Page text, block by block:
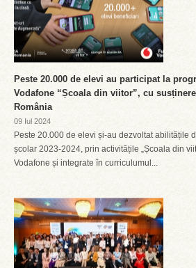
Peste 20.000 de elevi au participat la
Vodafone “Școala din viitor”, cu
România
09 Iul 2024
Peste 20.000 de elevi și-au dezvoltat abilitățile
școlar 2023-2024, prin activitățile „Școala din
Vodafone și integrate în curriculumul...